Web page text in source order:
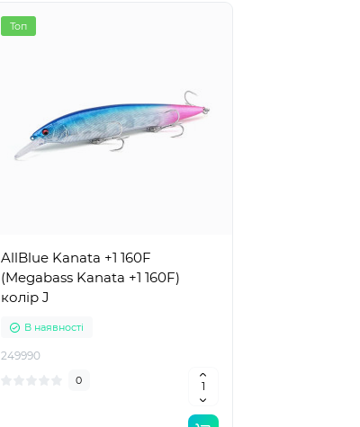
Топ
AllBlue Kanata +1 160F
(Megabass Kanata +1 160F)
колір J
В наявності
249990
0